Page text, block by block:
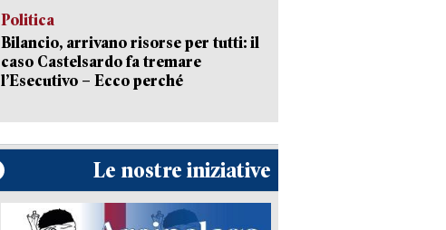
Politica
Bilancio, arrivano risorse per tutti: il
caso Castelsardo fa tremare
l’Esecutivo – Ecco perché
Le nostre iniziative